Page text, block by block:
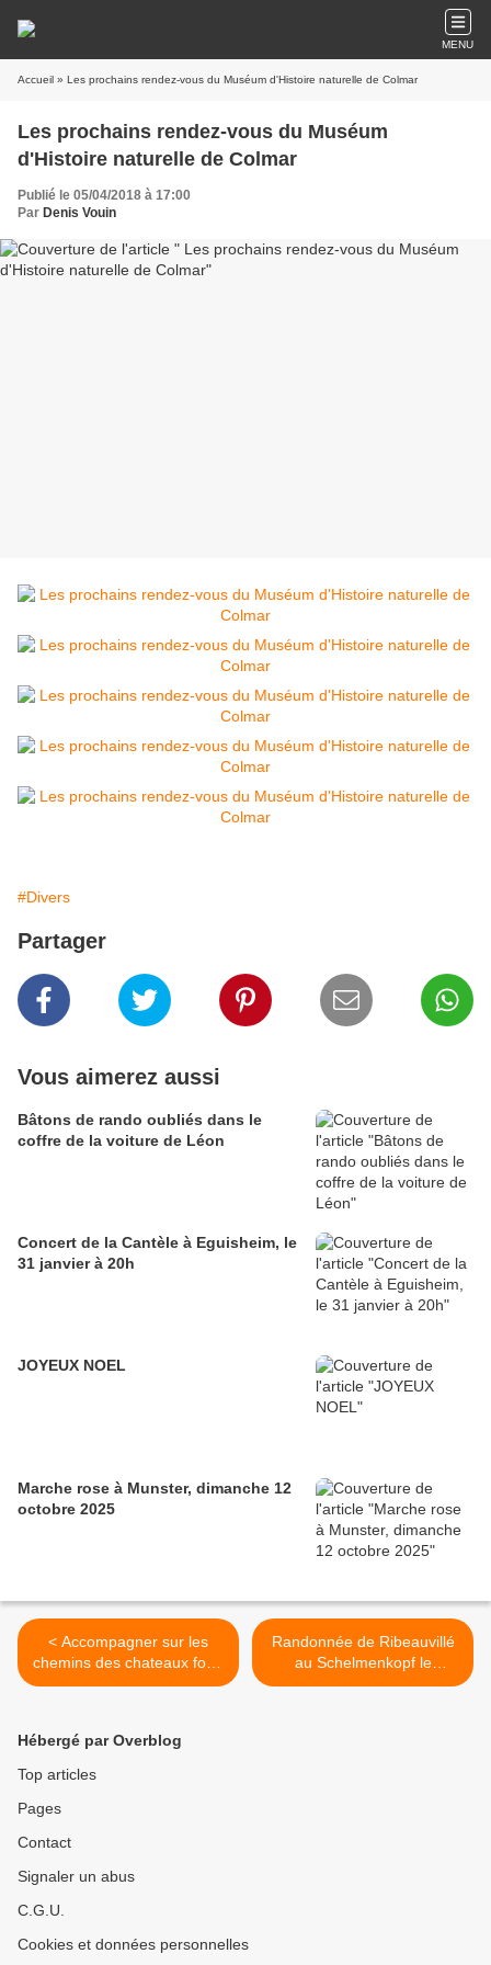
MENU
Accueil » Les prochains rendez-vous du Muséum d'Histoire naturelle de Colmar
Les prochains rendez-vous du Muséum
d'Histoire naturelle de Colmar
Publié le 05/04/2018 à 17:00
Par Denis Vouin
#Divers
Partager
Vous aimerez aussi
Bâtons de rando oubliés dans le
coffre de la voiture de Léon
Concert de la Cantèle à Eguisheim, le
31 janvier à 20h
JOYEUX NOEL
Marche rose à Munster, dimanche 12
octobre 2025
< Accompagner sur les
chemins des chateaux forts
d'Alsace les 26, 27 ou 28
Randonnée de Ribeauvillé
au Schelmenkopf le
mercredi 11 avril 2018 >
Hébergé par Overblog
Top articles
Pages
Contact
Signaler un abus
C.G.U.
Cookies et données personnelles